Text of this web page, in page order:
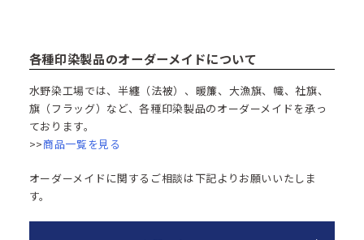
各種印染製品のオーダーメイドについて
水野染工場では、半纏（法被）、暖簾、大漁旗、幟、社旗、
旗（フラッグ）など、各種印染製品のオーダーメイドを承っ
ております。
>>商品一覧を見る
オーダーメイドに関するご相談は下記よりお願いいたしま
す。